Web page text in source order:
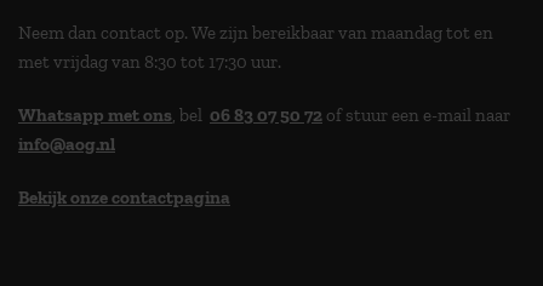
Neem dan contact op. We zijn bereikbaar van maandag tot en
met vrijdag van 8:30 tot 17:30 uur.
Whatsapp met ons, bel 06 83 07 50 72 of stuur een e-mail naar
info@aog.nl
Bekijk onze contactpagina